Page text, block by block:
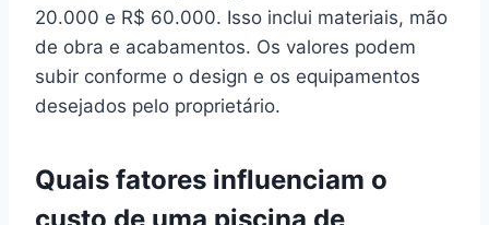
20.000 e R$ 60.000. Isso inclui materiais, mão
de obra e acabamentos. Os valores podem
subir conforme o design e os equipamentos
desejados pelo proprietário.
Quais fatores influenciam o
custo de uma piscina de